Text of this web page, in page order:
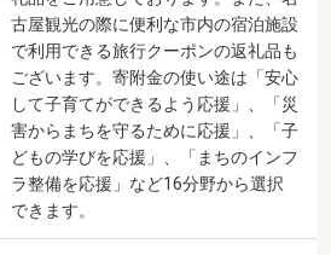
古屋観光の際に便利な市内の宿泊施設
で利用できる旅行クーポンの返礼品も
ございます。寄附金の使い途は「安心
して子育てができるよう応援」、「災
害からまちを守るために応援」、「子
どもの学びを応援」、「まちのインフ
ラ整備を応援」など16分野から選択
できます。